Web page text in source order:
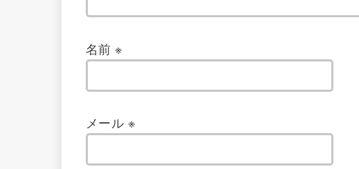
名前 ※
メール ※